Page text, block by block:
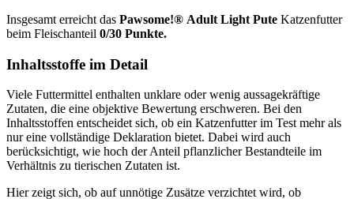
Insgesamt erreicht das Pawsome!® Adult Light Pute Katzenfutter
beim Fleischanteil 0/30 Punkte.
Inhaltsstoffe im Detail
Viele Futtermittel enthalten unklare oder wenig aussagekräftige
Zutaten, die eine objektive Bewertung erschweren. Bei den
Inhaltsstoffen entscheidet sich, ob ein Katzenfutter im Test mehr als
nur eine vollständige Deklaration bietet. Dabei wird auch
berücksichtigt, wie hoch der Anteil pflanzlicher Bestandteile im
Verhältnis zu tierischen Zutaten ist.
Hier zeigt sich, ob auf unnötige Zusätze verzichtet wird, ob